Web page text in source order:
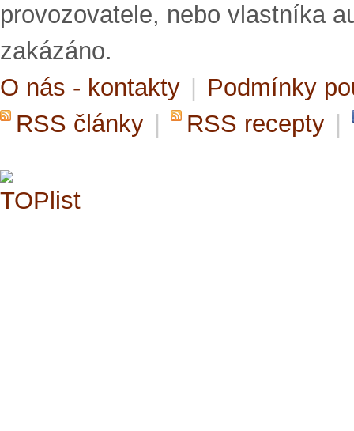
provozovatele, nebo vlastníka
zakázáno.
O nás - kontakty
Podmínky
RSS články
RSS recepty